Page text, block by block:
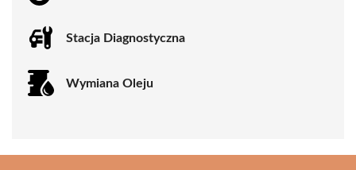
Stacja Diagnostyczna
Wymiana Oleju